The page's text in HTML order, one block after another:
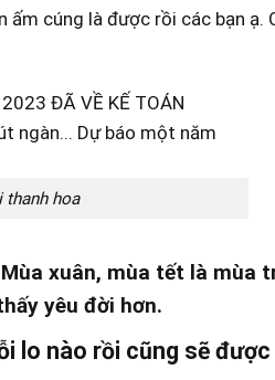
ấm cúng là được rồi các bạn
hoa
xuân, mùa tết là mùa
yêu đời hơn.
lo nào rồi cũng sẽ